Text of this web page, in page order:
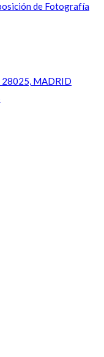
de Fotografía
28025, MADRID